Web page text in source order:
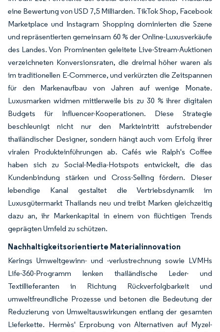
eine Bewertung von USD 7,5 Milliarden. TikTok Shop, Facebook
Marketplace und Instagram Shopping dominierten die Szene
und repräsentierten gemeinsam 60 % der Online-Luxusverkäufe
des Landes. Von Prominenten geleitete Live-Stream-Auktionen
verzeichneten Konversionsraten, die dreimal höher waren als
im traditionellen E-Commerce, und verkürzten die Zeitspannen
für den Markenaufbau von Jahren auf wenige Monate.
Luxusmarken widmen mittlerweile bis zu 30 % ihrer digitalen
Budgets für Influencer-Kooperationen. Diese Strategie
beschleunigt nicht nur den Markteintritt aufstrebender
thailändischer Designer, sondern hängt auch vom Erfolg ihrer
viralen Produkteinführungen ab. Cafés wie Ralph's Coffee
haben sich zu Social-Media-Hotspots entwickelt, die das
Kundenbindung stärken und Cross-Selling fördern. Dieser
lebendige Kanal gestaltet die Vertriebsdynamik im
Luxusgütermarkt Thailands neu und treibt Marken gleichzeitig
dazu an, ihr Markenkapital in einem von flüchtigen Trends
geprägten Umfeld zu schützen.
Nachhaltigkeitsorientierte Materialinnovation
Kerings Umweltgewinn- und -verlustrechnung sowie LVMHs
Life-360-Programm lenken thailändische Leder- und
Textillieferanten in Richtung Rückverfolgbarkeit und
umweltfreundliche Prozesse und betonen die Bedeutung der
Reduzierung von Umweltauswirkungen entlang der gesamten
Lieferkette. Hermès' Erprobung von Alternativen auf Myzel-